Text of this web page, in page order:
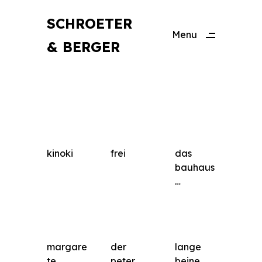
SCHROETER
& BERGER
Menu
kinoki frei
das
bauhaus
…
margare
der
lange